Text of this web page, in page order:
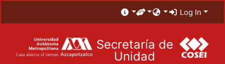
Log In
Secretaría de
Unidad